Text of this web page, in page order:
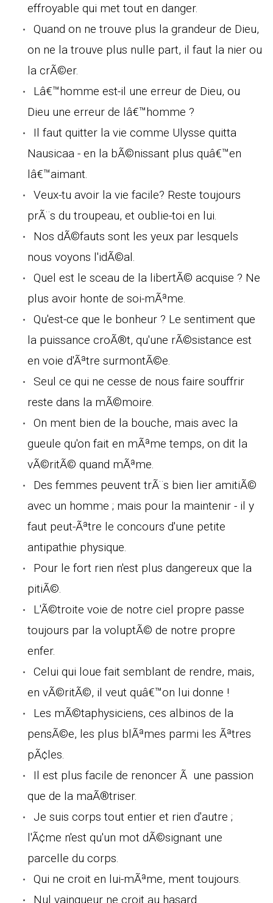
effroyable qui met tout en danger.
Quand on ne trouve plus la grandeur de Dieu,
on ne la trouve plus nulle part, il faut la nier ou
la crÃ©er.
Lâ€™homme est-il une erreur de Dieu, ou
Dieu une erreur de lâ€™homme ?
Il faut quitter la vie comme Ulysse quitta
Nausicaa - en la bÃ©nissant plus quâ€™en
lâ€™aimant.
Veux-tu avoir la vie facile? Reste toujours
prÃ¨s du troupeau, et oublie-toi en lui.
Nos dÃ©fauts sont les yeux par lesquels
nous voyons l'idÃ©al.
Quel est le sceau de la libertÃ© acquise ? Ne
plus avoir honte de soi-mÃªme.
Qu'est-ce que le bonheur ? Le sentiment que
la puissance croÃ®t, qu'une rÃ©sistance est
en voie d'Ãªtre surmontÃ©e.
Seul ce qui ne cesse de nous faire souffrir
reste dans la mÃ©moire.
On ment bien de la bouche, mais avec la
gueule qu'on fait en mÃªme temps, on dit la
vÃ©ritÃ© quand mÃªme.
Des femmes peuvent trÃ¨s bien lier amitiÃ©
avec un homme ; mais pour la maintenir - il y
faut peut-Ãªtre le concours d'une petite
antipathie physique.
Pour le fort rien n'est plus dangereux que la
pitiÃ©.
L'Ã©troite voie de notre ciel propre passe
toujours par la voluptÃ© de notre propre
enfer.
Celui qui loue fait semblant de rendre, mais,
en vÃ©ritÃ©, il veut quâ€™on lui donne !
Les mÃ©taphysiciens, ces albinos de la
pensÃ©e, les plus blÃªmes parmi les Ãªtres
pÃ¢les.
Il est plus facile de renoncer Ã une passion
que de la maÃ®triser.
Je suis corps tout entier et rien d'autre ;
l'Ã¢me n'est qu'un mot dÃ©signant une
parcelle du corps.
Qui ne croit en lui-mÃªme, ment toujours.
Nul vainqueur ne croit au hasard.